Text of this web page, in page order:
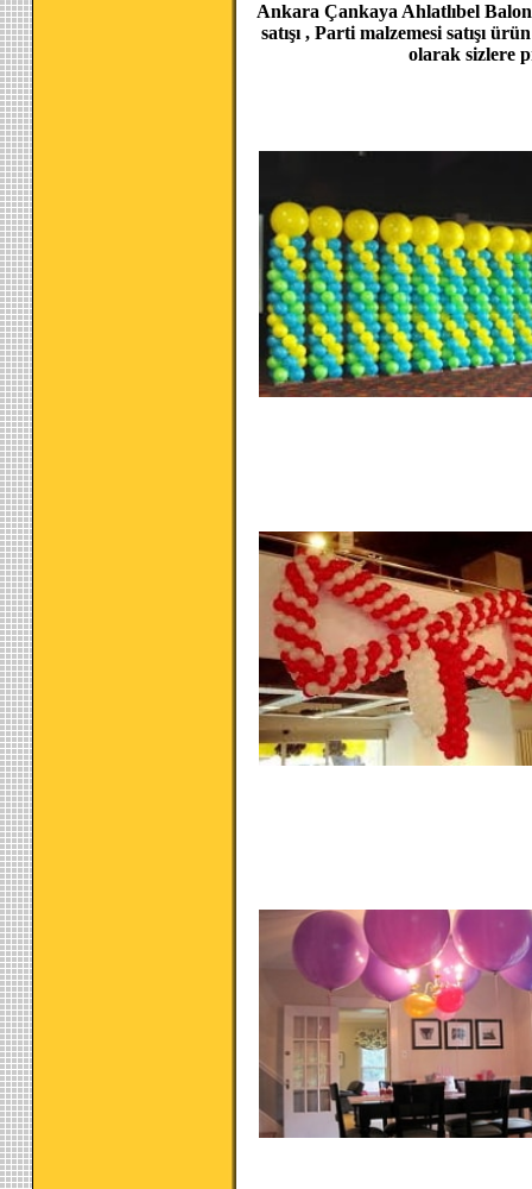
Ankara Çankaya Ahlatlıbel Balon
satışı , Parti malzemesi satışı
olarak sizlere